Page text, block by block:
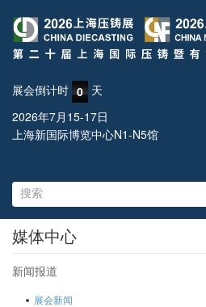
展会倒计时 0 天
2026年7月15-17日
上海新国际博览中心N1-N5馆
媒体中心
新闻报道
展会新闻